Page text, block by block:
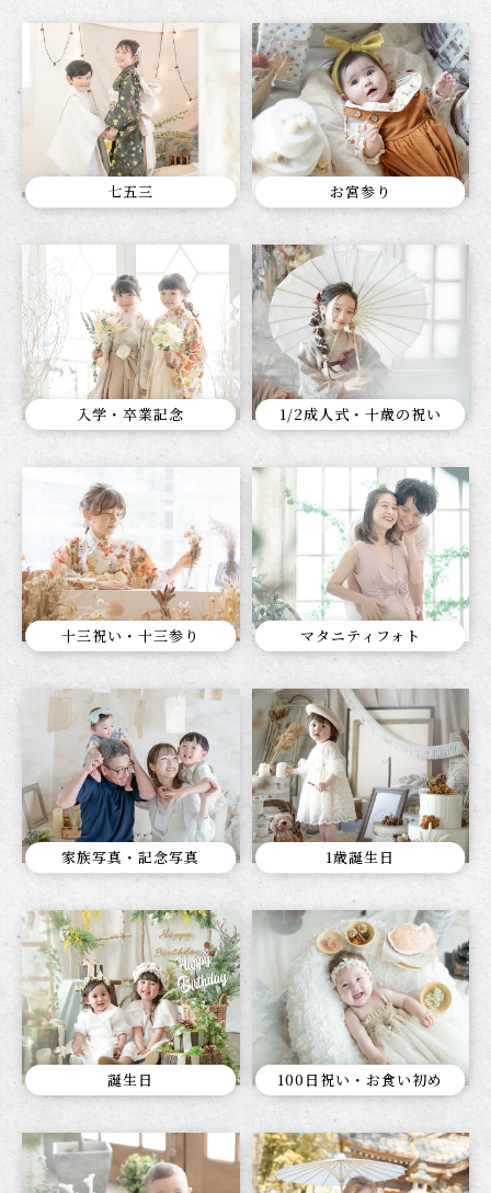
七五三 お宮参り
入学・卒業記念 1/2成人式・十歳の祝い
十三祝い・十三参り マタニティフォト
家族写真・記念写真 1歳誕生日
誕生日 100日祝い・お食い初め